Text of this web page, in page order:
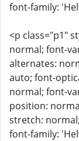
font-family:
<p class="p1"
normal; font-
alternates:
auto; font-
normal; font-
position:
stretch:
font-family: